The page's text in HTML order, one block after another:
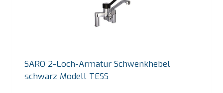
SARO 2-Loch-Armatur Schwenkhebel
schwarz Modell TESS